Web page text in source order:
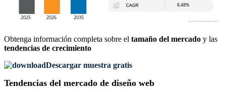
Obtenga información completa sobre el tamaño del mercado y las
tendencias de crecimiento
Descargar muestra gratis
Tendencias del mercado de diseño web